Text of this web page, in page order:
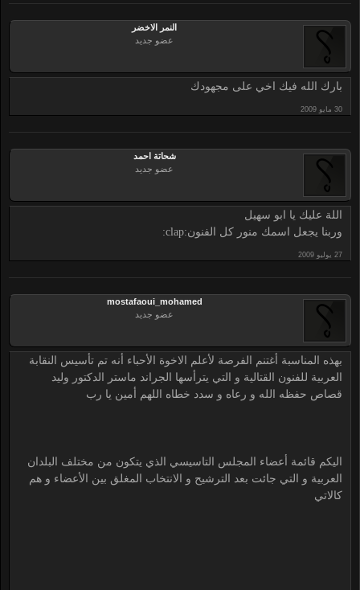
النمر الاخضر
عضو جديد
بارك الله فيك اخي على مجهودك
شحاتة احمد
عضو جديد
اللة عليك يا ابو سهيل
وربنا يجعل اسمك منور كل الفنون:clap:
mostafaoui_mohamed
عضو جديد
بهذه المناسبة أغتنم الفرصة لأعلم الاخوة الأحباء أنه تم تأسيس النقابة
العربية للفنون القتالية و التي يترأسها الجراند ماستر الدكتور وليد
قصاص حفظه الله و رعاه و سدد خطاه اللهم أمين يا رب
اليكم قائمة أعضاء المجلس التاسيسي الذي يتكون من مختلف البلدان
العربية و التي جائت بعد الترشيح و الانتخاب المغلق بين الأعضاء و هم
كالاتي